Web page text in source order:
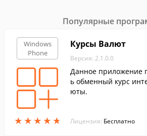
Популярные
Windows
Phone
★ ★ ★ ★ ★
★ ★ ★ ★ ★
Курсы Валют
Версия: 2.1.0.0
Данное приложение
ь обменный курс
юты.
Лицензия: Бесплатно